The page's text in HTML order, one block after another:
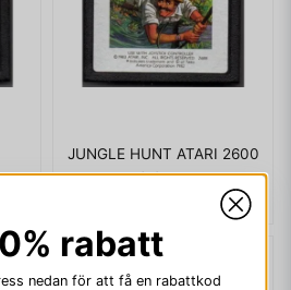
JUNGLE HUNT ATARI 2600
99 kr
rabatt
nedan för att få en rabattkod